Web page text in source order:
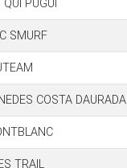
PUGUI
SMURF
COSTA DAURADA
TRAIL